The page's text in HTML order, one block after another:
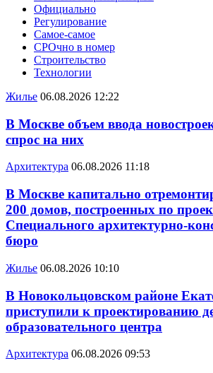
Официально
Регулирование
Самое-самое
СРОчно в номер
Строительство
Технологии
Жилье 06.08.2026 12:22
В Москве объем ввода
спрос на них
Архитектура 06.08.2026 11:18
В Москве капитально
200 домов, построенных по
Специального архитектурно-
бюро
Жилье 06.08.2026 10:10
В Новокольцовском районе
приступили к проектированию
образовательного центра
Архитектура 06.08.2026 09:53